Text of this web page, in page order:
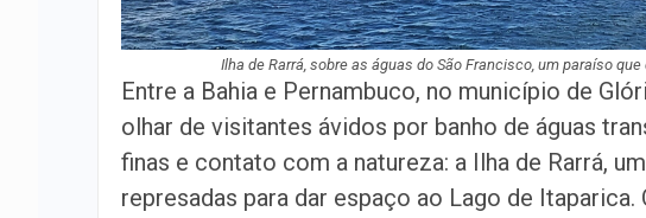
Ilha de Rarrá, sobre as águas do São Francisco, um paraíso
Entre a Bahia e Pernambuco, no município de
olhar de visitantes ávidos por banho de águas
finas e contato com a natureza: a Ilha de Rarrá,
represadas para dar espaço ao Lago de